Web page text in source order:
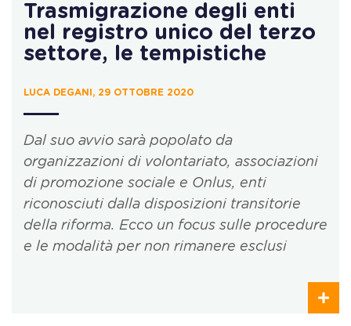
Trasmigrazione degli enti
nel registro unico del terzo
settore, le tempistiche
LUCA DEGANI, 29 OTTOBRE 2020
Dal suo avvio sarà popolato da
organizzazioni di volontariato, associazioni
di promozione sociale e Onlus, enti
riconosciuti dalla disposizioni transitorie
della riforma. Ecco un focus sulle procedure
e le modalità per non rimanere esclusi